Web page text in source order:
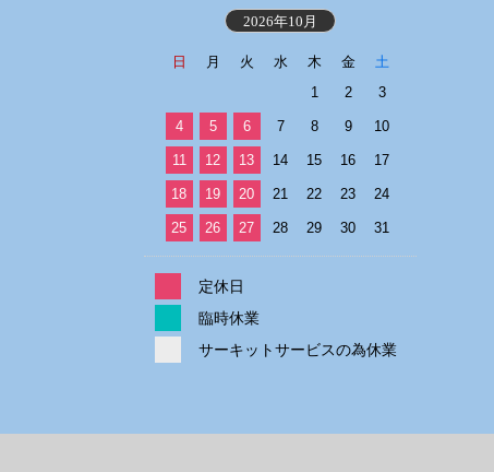
2026年10月
日 月 火 水 木 金
土
1
2 3
4 5 6 7 8 9 10
11 12 13 14 15 16 17
18 19 20 21 22 23 24
25 26 27 28 29 30 31
定休日
臨時休業
サーキットサービスの為休業